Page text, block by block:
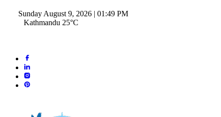
Sunday August 9, 2026 | 01:49 PM
Kathmandu 25°C